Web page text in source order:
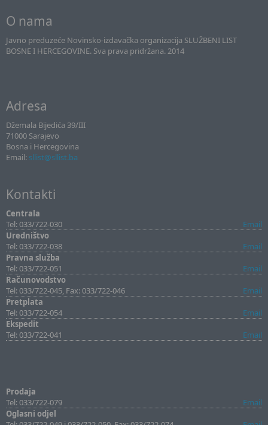
O nama
Javno preduzeće Novinsko-izdavačka organizacija SLUŽBENI LIST
BOSNE I HERCEGOVINE. Sva prava pridržana. 2014
Adresa
Džemala Bijedića 39/III
71000 Sarajevo
Bosna i Hercegovina
Email: sllist@sllist.ba
Kontakti
Centrala
Tel: 033/722-030
Email
Uredništvo
Tel: 033/722-038
Email
Pravna služba
Tel: 033/722-051
Email
Računovodstvo
Tel: 033/722-045, Fax: 033/722-046
Email
Pretplata
Tel: 033/722-054
Email
Ekspedit
Tel: 033/722-041
Email
Prodaja
Tel: 033/722-079
Email
Oglasni odjel